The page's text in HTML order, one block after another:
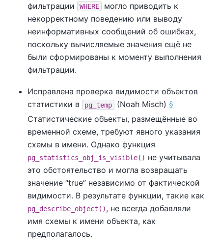
фильтрации
WHERE
могло приводить к
некорректному поведению или выводу
неинформативных сообщений об ошибках,
поскольку вычисляемые значения ещё не
были сформированы к моменту выполнения
фильтрации.
Исправлена проверка видимости объектов
статистики в
pg_temp (Noah Misch) §
Статистические объекты, размещённые во
временной схеме, требуют явного указания
схемы в имени. Однако функция
pg_statistics_obj_is_visible() не учитывала
это обстоятельство и могла возвращать
значение “true” независимо от фактической
видимости. В результате функции, такие как
pg_describe_object(), не всегда добавляли
имя схемы к имени объекта, как
предполагалось.